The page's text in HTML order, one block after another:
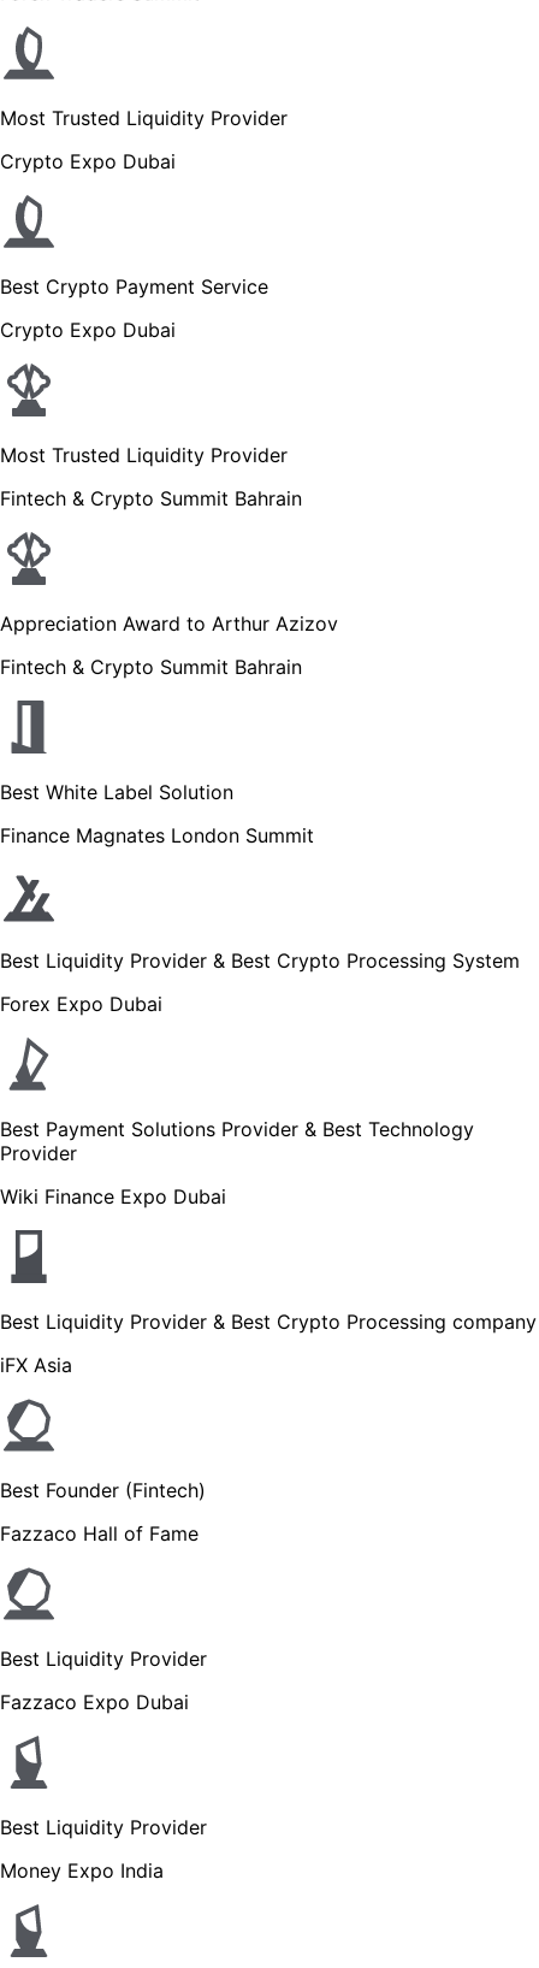
Most Trusted Liquidity Provider
Crypto Expo Dubai
Best Crypto Payment Service
Crypto Expo Dubai
Most Trusted Liquidity Provider
Fintech & Crypto Summit Bahrain
Appreciation Award to Arthur Azizov
Fintech & Crypto Summit Bahrain
Best White Label Solution
Finance Magnates London Summit
Best Liquidity Provider & Best Crypto Processing System
Forex Expo Dubai
Best Payment Solutions Provider & Best Technology
Provider
Wiki Finance Expo Dubai
Best Liquidity Provider & Best Crypto Processing company
iFX Asia
Best Founder (Fintech)
Fazzaco Hall of Fame
Best Liquidity Provider
Fazzaco Expo Dubai
Best Liquidity Provider
Money Expo India